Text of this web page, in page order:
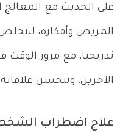
على الحديث مع المعالج
المريض وأفكاره،
تدريجيا، مع مرور الوقت
الآخرين، وتتحسن
علاج اضطراب